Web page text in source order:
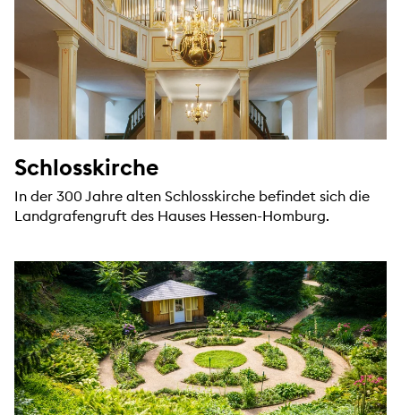
Schlosskirche
In der 300 Jahre alten Schlosskirche befindet sich die
Landgrafengruft des Hauses Hessen-Homburg.